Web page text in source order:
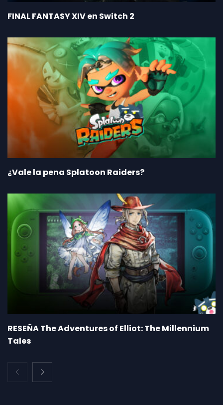
FINAL FANTASY XIV en Switch 2
¿Vale la pena Splatoon Raiders?
RESEÑA The Adventures of Elliot: The Millennium
Tales